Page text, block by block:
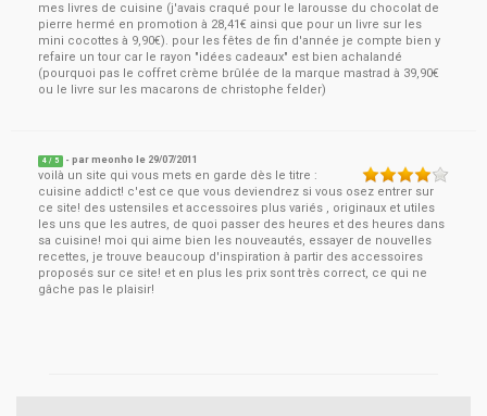
mes livres de cuisine (j'avais craqué pour le larousse du chocolat de
pierre hermé en promotion à 28,41€ ainsi que pour un livre sur les
mini cocottes à 9,90€). pour les fêtes de fin d'année je compte bien y
refaire un tour car le rayon "idées cadeaux" est bien achalandé
(pourquoi pas le coffret crème brûlée de la marque mastrad à 39,90€
ou le livre sur les macarons de christophe felder)
4 / 5 - parmeonho le 29/07/2011
voilà un site qui vous mets en garde dès le titre :
cuisine addict! c'est ce que vous deviendrez si vous osez entrer sur
ce site! des ustensiles et accessoires plus variés , originaux et utiles
les uns que les autres, de quoi passer des heures et des heures dans
sa cuisine! moi qui aime bien les nouveautés, essayer de nouvelles
recettes, je trouve beaucoup d'inspiration à partir des accessoires
proposés sur ce site! et en plus les prix sont très correct, ce qui ne
gâche pas le plaisir!